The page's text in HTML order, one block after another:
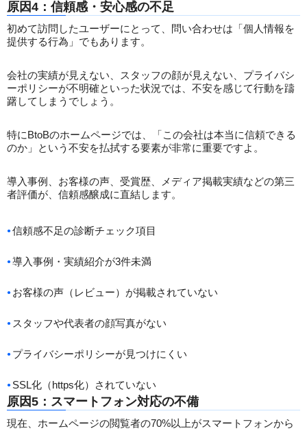
原因4：信頼感・安心感の不足
初めて訪問したユーザーにとって、問い合わせは「個人情報を
提供する行為」でもあります。
会社の実績が見えない、スタッフの顔が見えない、プライバシ
ーポリシーが不明確といった状況では、不安を感じて行動を躊
躇してしまうでしょう。
特にBtoBのホームページでは、「この会社は本当に信頼できる
のか」という不安を払拭する要素が非常に重要ですよ。
導入事例、お客様の声、受賞歴、メディア掲載実績などの第三
者評価が、信頼感醸成に直結します。
信頼感不足の診断チェック項目
導入事例・実績紹介が3件未満
お客様の声（レビュー）が掲載されていない
スタッフや代表者の顔写真がない
プライバシーポリシーが見つけにくい
SSL化（https化）されていない
原因5：スマートフォン対応の不備
現在、ホームページの閲覧者の70%以上がスマートフォンから